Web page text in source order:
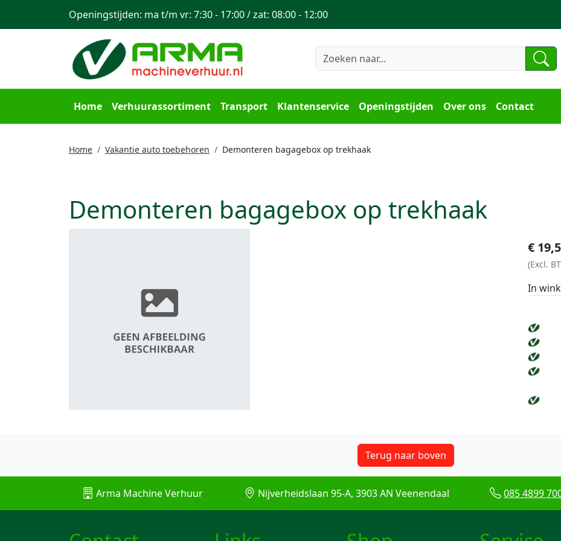
Home Verhuurassortiment Transport Klantenservice Openingstijden Over ons Contact
Openingstijden: ma t/m vr: 7:30 - 17:00 / zat: 08:00 - 12:00
Home Vakantie auto toebehoren
Demonteren bagagebox op trekhaak
Demonteren bagagebox op trekhaak
€
(Excl.
In
Terug naar boven
Arma Machine Verhuur Nijverheidslaan 95-A, 3903 AN Veenendaal 085 4899